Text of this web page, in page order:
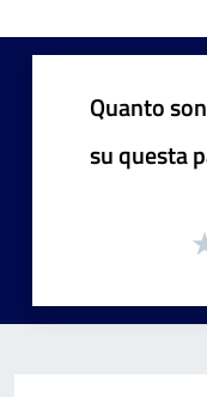
Quanto
su questa